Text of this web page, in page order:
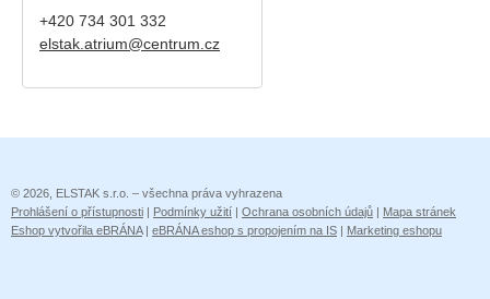
+420 734 301 332
elstak.atrium@centrum.cz
© 2026, ELSTAK s.r.o. – všechna práva vyhrazena
Prohlášení o přístupnosti | Podmínky užití | Ochrana osobních údajů | Mapa stránek
Eshop vytvořila eBRÁNA| eBRÁNA eshop s propojením na IS | Marketing eshopu